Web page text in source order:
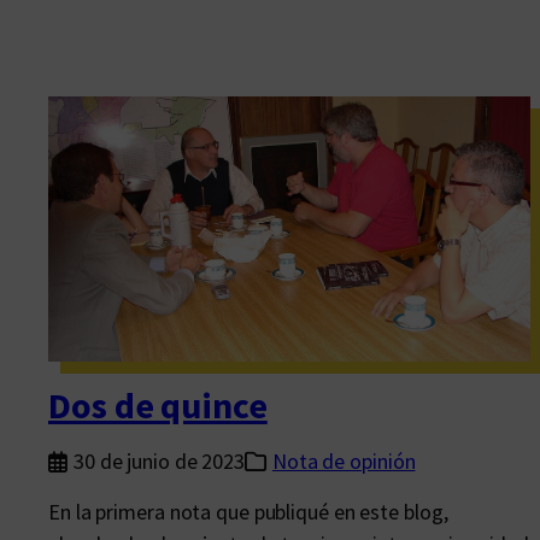
Dos de quince
30 de junio de 2023
Nota de opinión
En la primera nota que publiqué en este blog,